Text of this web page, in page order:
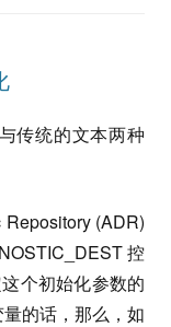
传统的文本两种
(ADR)
控
个初始化参数的
的话，那么，如